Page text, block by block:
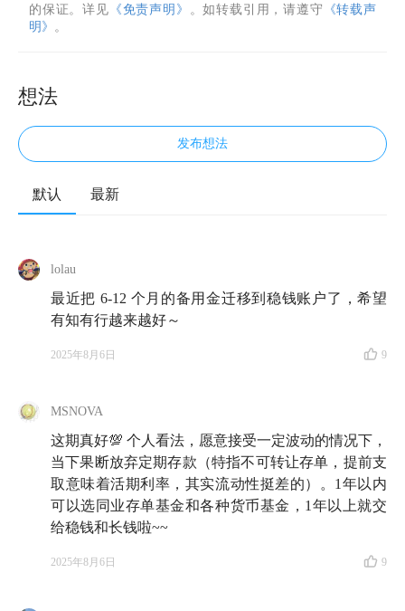
的保证。详见 《免责声明》 。如转载引用，请遵守
《转载声
明》
。
想法
发布想法
默认 最新
lolau
最近把 6-12 个月的备用金迁移到稳钱账户了，希望
有知有行越来越好～
2025年8月6日 9
MSNOVA
这期真好💯 个人看法，愿意接受一定波动的情况下，
当下果断放弃定期存款（特指不可转让存单，提前支
取意味着活期利率，其实流动性挺差的）。1年以内
可以选同业存单基金和各种货币基金，1年以上就交
给稳钱和长钱啦~~
2025年8月6日 9